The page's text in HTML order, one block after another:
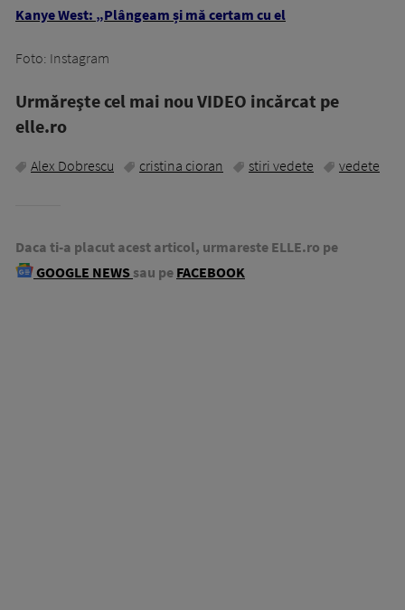
Kanye West: „Plângeam și mă certam cu el
Foto: Instagram
Urmăreşte cel mai nou VIDEO incărcat pe
elle.ro
Alex Dobrescu cristina cioran stiri vedete vedete
Daca ti-a placut acest articol, urmareste ELLE.ro pe
GOOGLE NEWS sau pe FACEBOOK